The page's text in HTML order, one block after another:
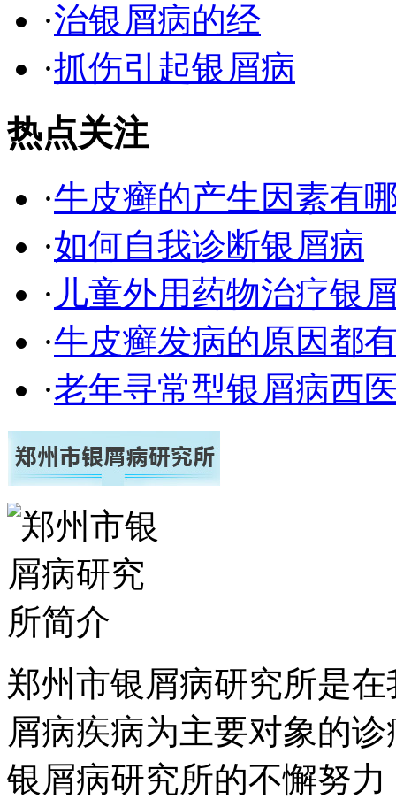
·治银屑病的经
·抓伤引起银屑病
热点关注
·牛皮癣的产生因素有
·如何自我诊断银屑病
· 儿童外用药物治疗银
·牛皮癣发病的原因都
·老年寻常型银屑病西
郑州市银屑病研究所是
屑病疾病为主要对象的
银屑病研究所的不懈努